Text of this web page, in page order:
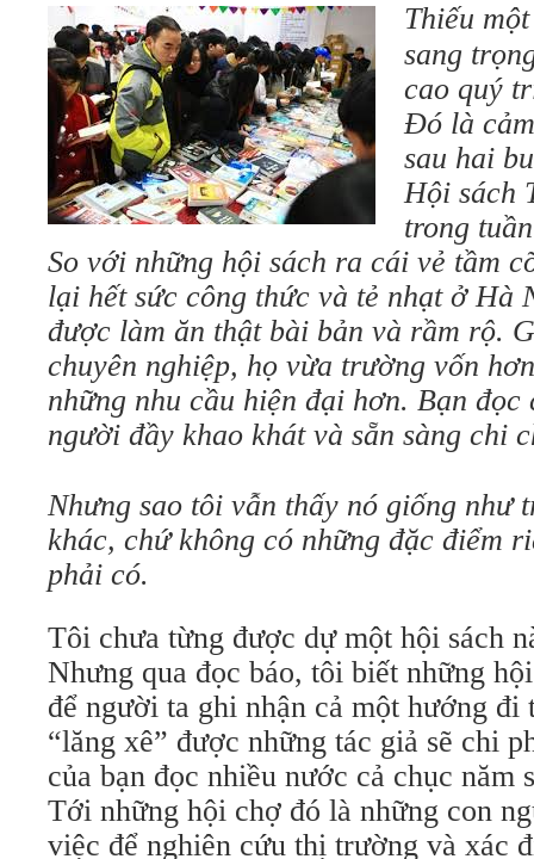
Thiếu
sang
cao quý
Đó là
sau hai
Hội sách
trong
So với những hội sách ra cái vẻ tầm
lại hết sức công thức và tẻ nhạt ở Hà
được làm ăn thật bài bản và rầm rộ.
chuyên nghiệp, họ vừa trường vốn
những nhu cầu hiện đại hơn. Bạn đọc
người đầy khao khát và sẵn sàng chi
Nhưng sao tôi vẫn thấy nó giống như
khác, chứ không có những đặc điểm
phải có.
Tôi chưa từng được dự một hội sách
Nhưng qua đọc báo, tôi biết những
để người ta ghi nhận cả một hướng đi
“lăng xê” được những tác giả sẽ chi
của bạn đọc nhiều nước cả chục năm
Tới những hội chợ đó là những con
việc để nghiên cứu thị trường và xác